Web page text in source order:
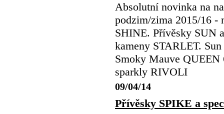
Absolutní novinka na
podzim/zima 2015/16
SHINE. Přívěsky SUN
kameny STARLET.
Smoky Mauve
sparkly RIVOLI
09/04/14
Přívěsky SPIKE a